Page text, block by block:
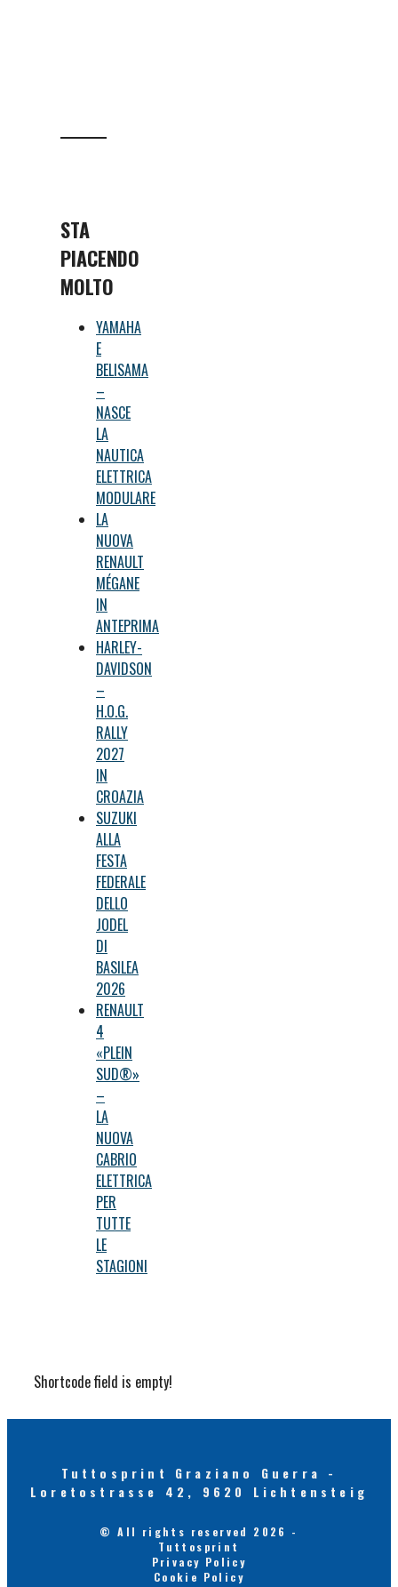
STA
PIACENDO
MOLTO
YAMAHA
E
BELISAMA
–
NASCE
LA
NAUTICA
ELETTRICA
MODULARE
LA
NUOVA
RENAULT
MÉGANE
IN
ANTEPRIMA
HARLEY-
DAVIDSON
–
H.O.G.
RALLY
2027
IN
CROAZIA
SUZUKI
ALLA
FESTA
FEDERALE
DELLO
JODEL
DI
BASILEA
2026
RENAULT
4
«PLEIN
SUD®»
–
LA
NUOVA
CABRIO
ELETTRICA
PER
TUTTE
LE
STAGIONI
Shortcode field is empty!
Tuttosprint Graziano Guerra -
Loretostrasse 42, 9620 Lichtensteig
© All rights reserved 2026 -
Tuttosprint
Privacy Policy
Cookie Policy